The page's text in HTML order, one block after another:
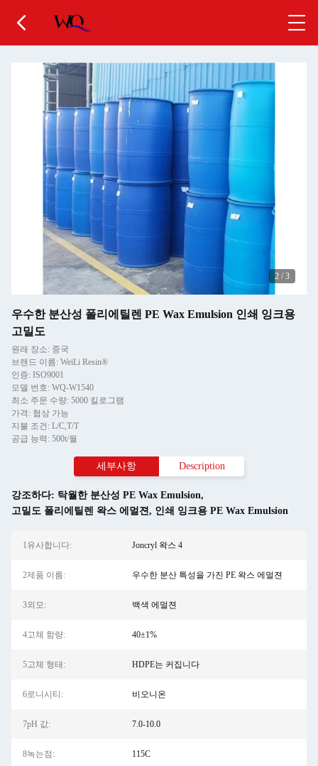
2 / 3
우수한 분산성 폴리에틸렌 PE Wax Emulsion 인쇄 잉크용
고밀도
원래 장소: 중국
브랜드 이름: WeiLi Resin®
인증: ISO9001
모델 번호: WQ-W1540
최소 주문 수량: 5000 킬로그램
가격: 협상 가능
지불 조건: L/C,T/T
공급 능력: 500t/월
세부사항 Description
강조하다: 탁월한 분산성 PE Wax Emulsion,
고밀도 폴리에틸렌 왁스 에멀젼, 인쇄 잉크용 PE Wax Emulsion
1유사합니다: Joncryl 왁스 4
2제품 이름: 우수한 분산 특성을 가진 PE 왁스 에멀젼
3외모: 백색 에멀젼
4고체 함량: 40±1%
5고체 형태: HDPE는 커집니다
6로니시티: 비오니온
7pH 값: 7.0-10.0
8녹는점: 115C